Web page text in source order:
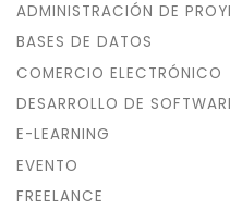
ADMINISTRACIÓN DE
BASES DE DATOS
COMERCIO ELECTRÓNICO
DESARROLLO DE
E-LEARNING
EVENTO
FREELANCE